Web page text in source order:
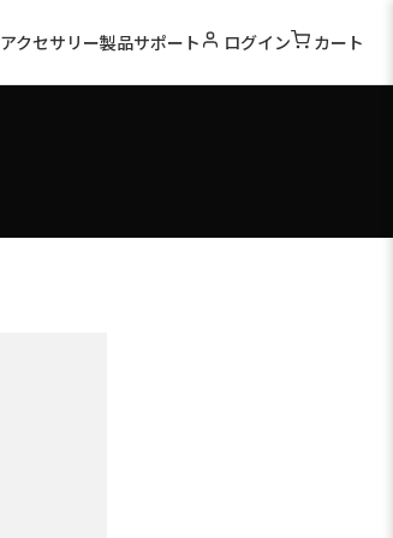
アクセサリー製品サポート ログイン カート